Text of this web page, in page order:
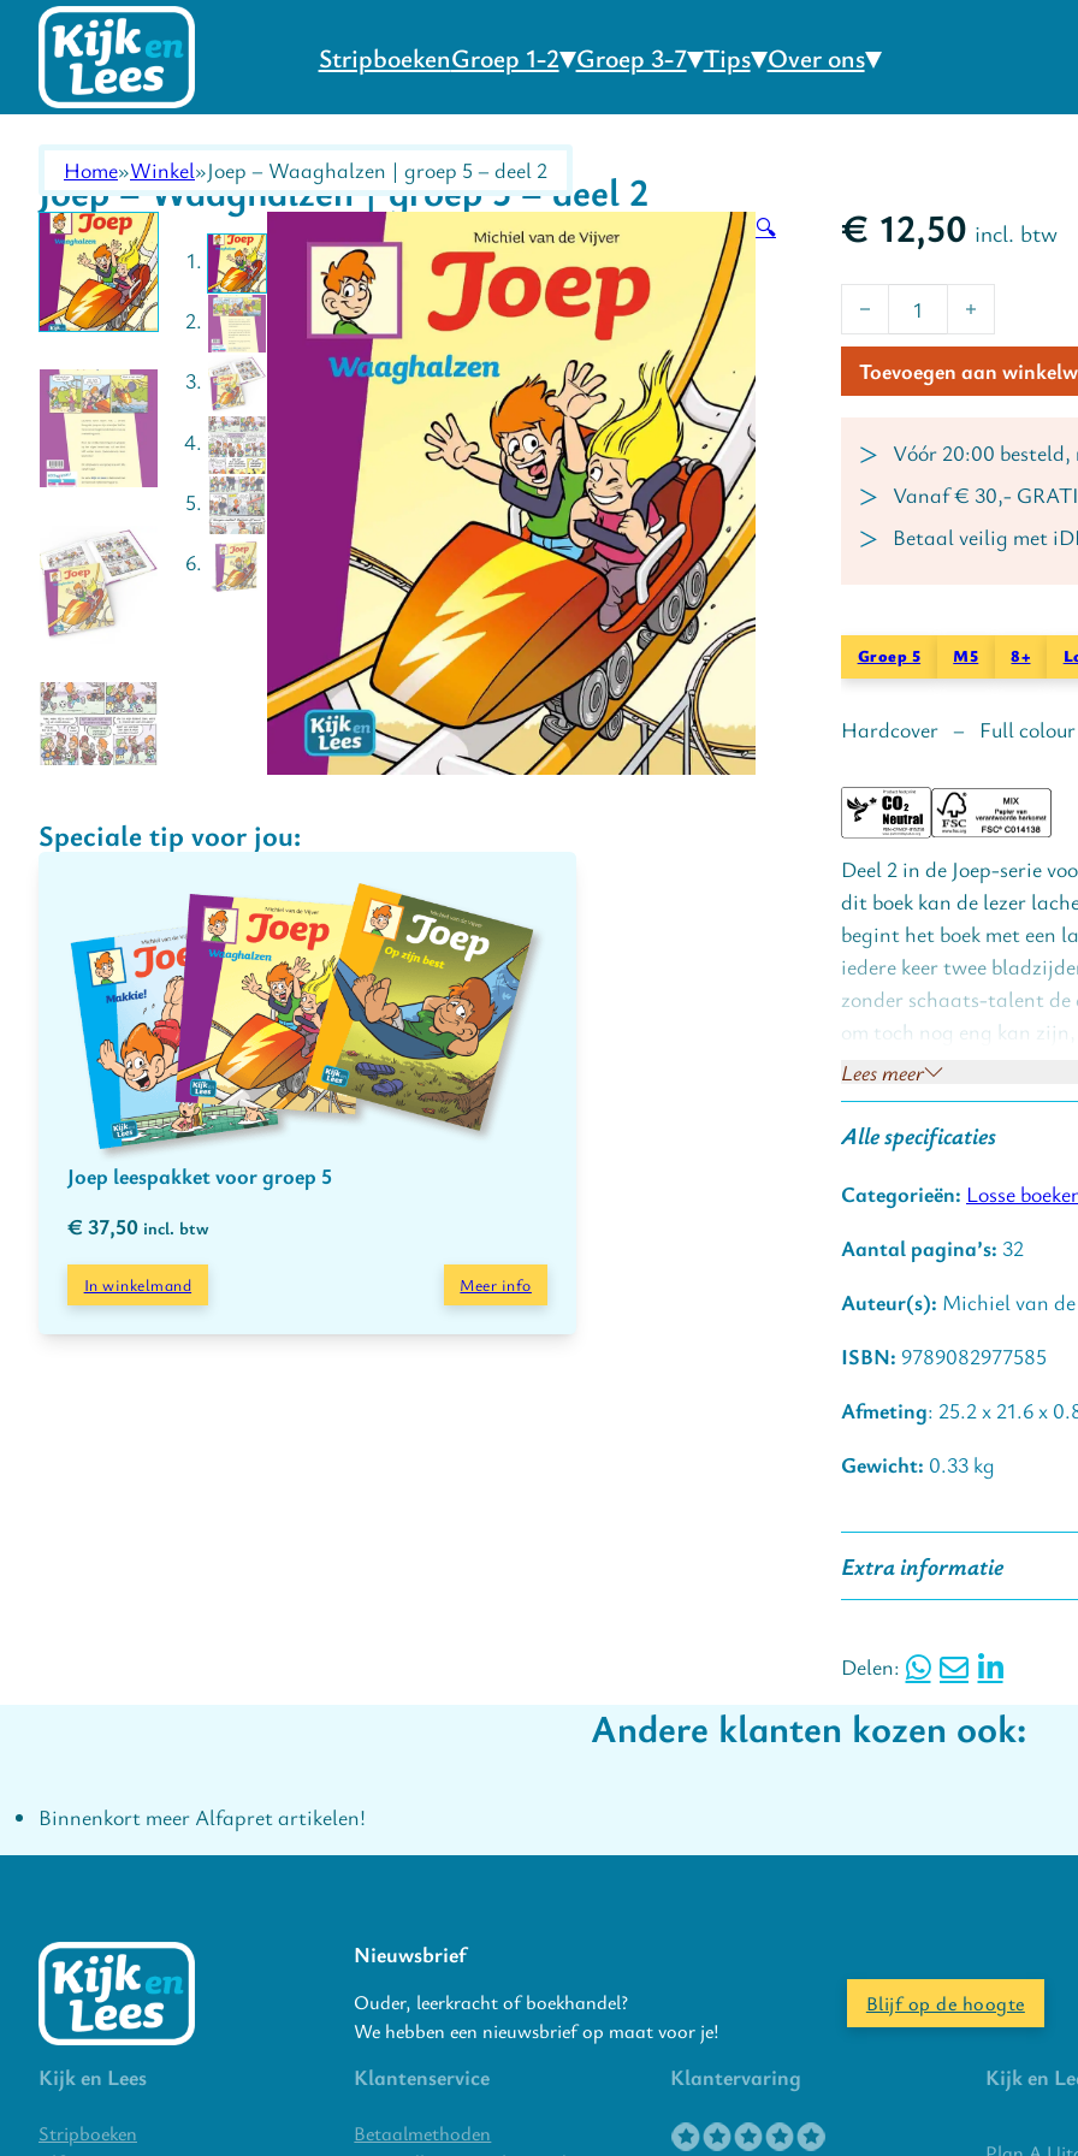
StripboekenGroep 1-2 Groep 3-7 Tips Over ons
Home Winkel Joep – Waaghalzen | groep 5 – deel 2
Joep – Waaghalzen | groep 5 – deel 2
🔍
Speciale tip voor jou:
Joep leespakket voor groep 5
€ 37,50 incl. btw
In winkelmand Meer info
€ 12,50 incl. btw
Joep - Waaghalzen |
Toevoegen aan
Vóór 20:00
Vanaf € 30,-
Betaal veilig met
Groep 5 M5 8+
Hardcover – Full
Deel 2 in de Joep-serie
dit boek kan de lezer
begint het boek met een
iedere keer twee
zonder schaats-talent de
om toch nog eng kan
Volop leesplezier in dit
Lees meer
Alle specificaties
Categorieën: Losse
Aantal pagina’s: 32
Auteur(s): Michiel van
ISBN: 9789082977585
Afmeting: 25.2 x 21.6 x
Gewicht: 0.33 kg
Extra informatie
Delen:
Andere klanten kozen ook:
Binnenkort meer Alfapret artikelen!
Nieuwsbrief
Ouder, leerkracht of boekhandel?
We hebben een nieuwsbrief op maat voor je!
Blijf op de hoogte
Kijk en Lees
Stripboeken
Klantenservice
Betaalmethoden
Klantervaring Kijk en